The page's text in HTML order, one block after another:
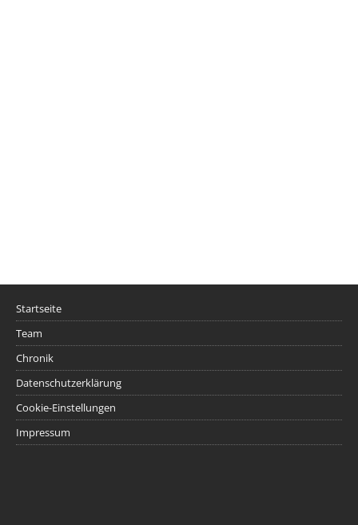
Startseite
Team
Chronik
Datenschutzerklärung
Cookie-Einstellungen
Impressum